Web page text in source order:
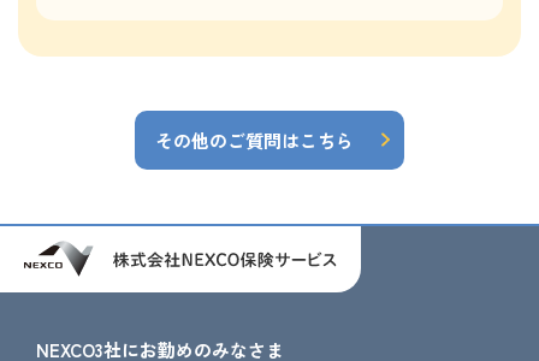
その他のご質問はこちら
NEXCO3社にお勤めのみなさま